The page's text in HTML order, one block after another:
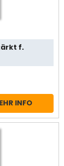
f.
INFO